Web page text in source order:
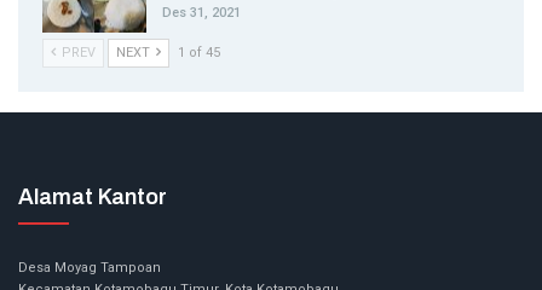
Des 31, 2021
PREV NEXT 1 of 45
Alamat Kantor
Desa Moyag Tampoan